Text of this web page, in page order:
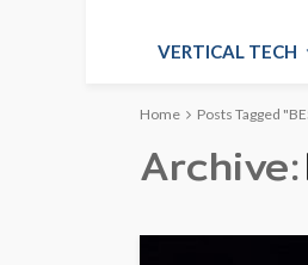
VERTICAL TECH
Home Posts Tagged
Archive